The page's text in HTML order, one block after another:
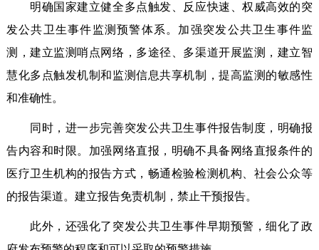
明确国家建立健全多点触发、反应快速、权威高效的突
发公共卫生事件监测预警体系。加强突发公共卫生事件监
测，建立监测哨点网络，多途径、多渠道开展监测，建立智
慧化多点触发机制和监测信息共享机制，提高监测的敏感性
和准确性。
同时，进一步完善突发公共卫生事件报告制度，明确报
告内容和时限。加强网络直报，明确不具备网络直报条件的
医疗卫生机构的报告方式，畅通检验检测机构、社会公众等
的报告渠道。建立报告免责机制，禁止干预报告。
此外，还强化了突发公共卫生事件早期预警，细化了政